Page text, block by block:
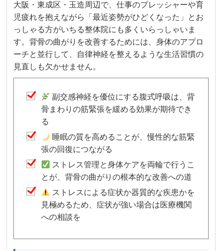
大阪・東成区・玉造周辺で、仕事のプレッシャーや育
児疲れを抱えながら「最近姿勢がひどくなった」とお
っしゃる方がいちる整体院にも多くいらっしゃいま
す。背骨の曲がりを改善するためには、身体のアプロ
ーチと並行して、自律神経を整えるような生活習慣の
見直しも欠かせません。
副交感神経を優位にする腹式呼吸は、背
骨まわりの筋緊張を緩める効果が期待でき
る
睡眠の質を高めることが、慢性的な筋緊
張の回復につながる
ストレス管理と身体ケアを両輪で行うこ
とが、背骨の曲がりの根本的な改善への道
ストレスによる症状か器質的な疾患かを
見極めるため、症状が強い場合は医療機関
への相談を